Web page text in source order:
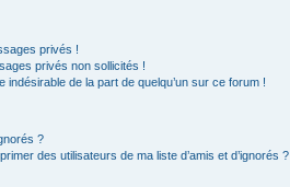
privés !
privés non sollicités !
indésirable de la part de quelqu’un sur ce forum !
?
des utilisateurs de ma liste d’amis et d’ignorés ?